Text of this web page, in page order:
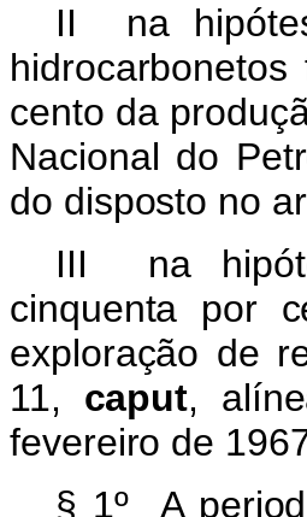
II na
cento da
Nacional do
do disposto no
III na
cinquenta por
exploração de
11, caput,
fevereiro de
§ 1º A